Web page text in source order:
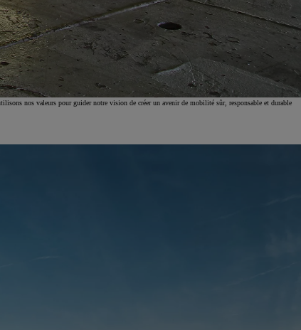
Occasions
Les meilleures occasions de votre
nos valeurs pour guider notre vision de créer un avenir de mobilité sûr, responsable et durable